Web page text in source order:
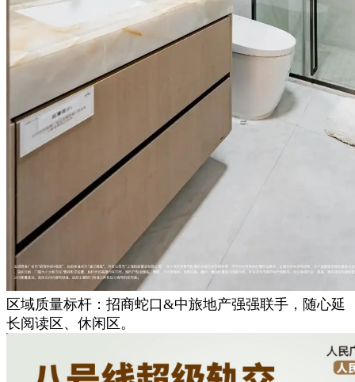
区域质量标杆：招商蛇口&中旅地产强强联手，随心延
长阅读区、休闲区。